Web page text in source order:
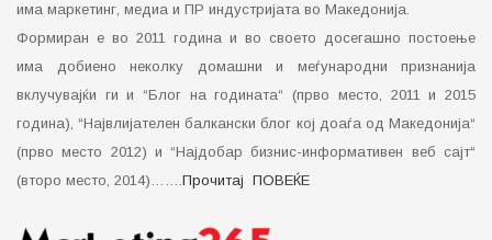
има маркетинг, медиа и ПР индустријата во Македонија.
Формиран е во 2011 година и во своето досегашно постоење
има добиено неколку домашни и меѓународни признанија
вклучувајќи ги и “Блог на годината“ (прво место, 2011 и 2015
година), “Највлијателен балкански блог кој доаѓа од Македонија“
(прво место 2012) и “Најдобар бизнис-информативен веб сајт“
(второ место, 2014)…….Прочитај ПОВЕЌЕ